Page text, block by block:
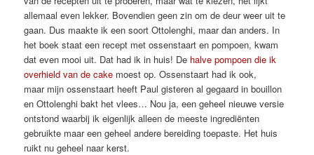
allemaal even lekker. Bovendien geen zin om de deur weer uit te
gaan. Dus maakte ik een soort Ottolenghi, maar dan anders. In
het boek staat een recept met ossenstaart en pompoen, kwam
dat even mooi uit. Dat had ik in huis! De halve pompoen die ik
overhield van de cake moest op. Ossenstaart had ik ook,
maar mijn ossenstaart heeft Paul gisteren al gegaard in bouillon
en Ottolenghi bakt het vlees… Nou ja, een geheel nieuwe versie
ontstond waarbij ik eigenlijk alleen de meeste ingrediënten
gebruikte maar een geheel andere bereiding toepaste. Het huis
ruikt nu geheel naar kerst.